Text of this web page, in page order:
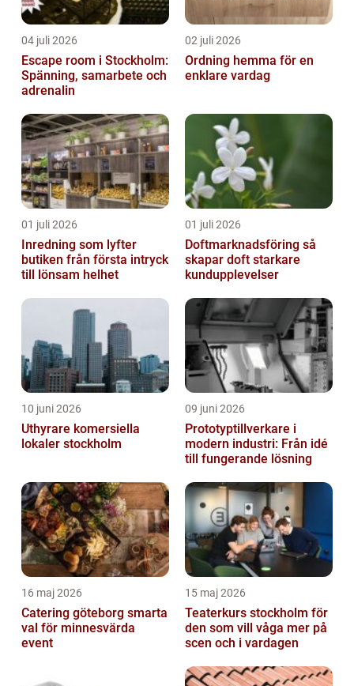
04 juli 2026
Escape room i Stockholm:
Spänning, samarbete och
adrenalin
02 juli 2026
Ordning hemma för en
enklare vardag
01 juli 2026
Inredning som lyfter
butiken från första intryck
till lönsam helhet
01 juli 2026
Doftmarknadsföring så
skapar doft starkare
kundupplevelser
10 juni 2026
Uthyrare komersiella
lokaler stockholm
09 juni 2026
Prototyptillverkare i
modern industri: Från idé
till fungerande lösning
16 maj 2026
Catering göteborg smarta
val för minnesvärda
event
15 maj 2026
Teaterkurs stockholm för
den som vill våga mer på
scen och i vardagen